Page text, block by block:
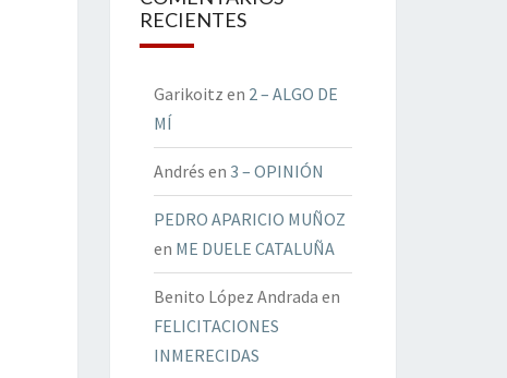
RECIENTES
Garikoitz en 2 – ALGO DE
MÍ
Andrés en 3 – OPINIÓN
PEDRO APARICIO MUÑOZ
en ME DUELE CATALUÑA
Benito López Andrada en
FELICITACIONES
INMERECIDAS